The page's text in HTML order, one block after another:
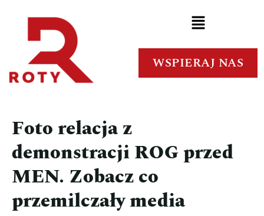
WSPIERAJ NAS
Foto relacja z
demonstracji ROG przed
MEN. Zobacz co
przemilczały media